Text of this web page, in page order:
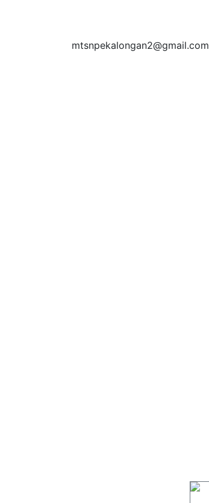
mtsnpekalongan2@gmail.com